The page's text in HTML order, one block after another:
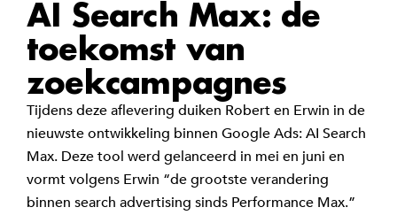
AI Search Max: de
toekomst van
zoekcampagnes
Tijdens deze aflevering duiken Robert en Erwin in de
nieuwste ontwikkeling binnen Google Ads: AI Search
Max. Deze tool werd gelanceerd in mei en juni en
vormt volgens Erwin “de grootste verandering
binnen search advertising sinds Performance Max.”